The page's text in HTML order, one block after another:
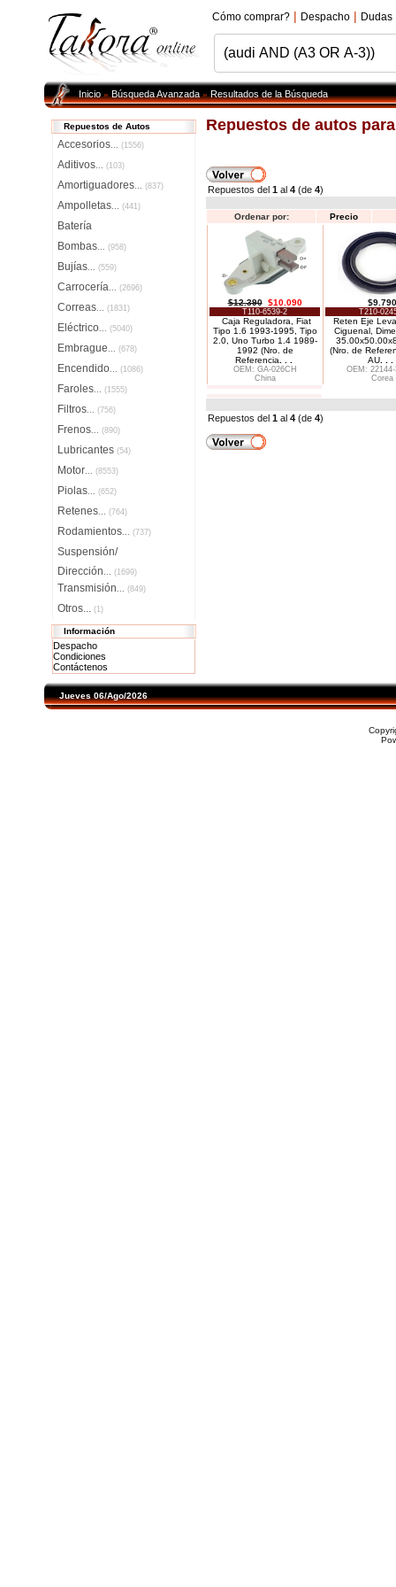
Cómo comprar? | Despacho | Dudas
Inicio»Búsqueda Avanzada»Resultados de la Búsqueda
Repuestos de Autos
Accesorios... (1556)
Aditivos... (103)
Amortiguadores... (837)
Ampolletas... (441)
Batería
Bombas... (958)
Bujías... (559)
Carrocería... (2696)
Correas... (1831)
Eléctrico... (5040)
Embrague... (678)
Encendido... (1086)
Faroles... (1555)
Filtros... (756)
Frenos... (890)
Lubricantes (54)
Motor... (8553)
Piolas... (652)
Retenes... (764)
Rodamientos... (737)
Suspensión/
Dirección... (1699)
Transmisión... (849)
Otros... (1)
Información
Despacho
Condiciones
Contáctenos
Repuestos de autos
Repuestos del 1 al 4 (de 4)
Ordenar por: Precio
$12.390 $10.090
T110-6539-2
Caja Reguladora, Fiat
Tipo 1.6 1993-1995, Tipo
2.0, Uno Turbo 1.4 1989-
1992 (Nro. de
Referencia
OEM: GA-026CH
China
$9.790
T210-
Reten Eje
Ciguenal,
(Nro. de
AU
OEM: 22144-
Corea
Repuestos del 1 al 4 (de 4)
Jueves 06/Ago/2026